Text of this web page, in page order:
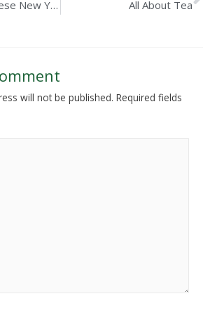
Celebrate Chinese New Year #At Home ITO EN All About Tea
will not be published. Required fields